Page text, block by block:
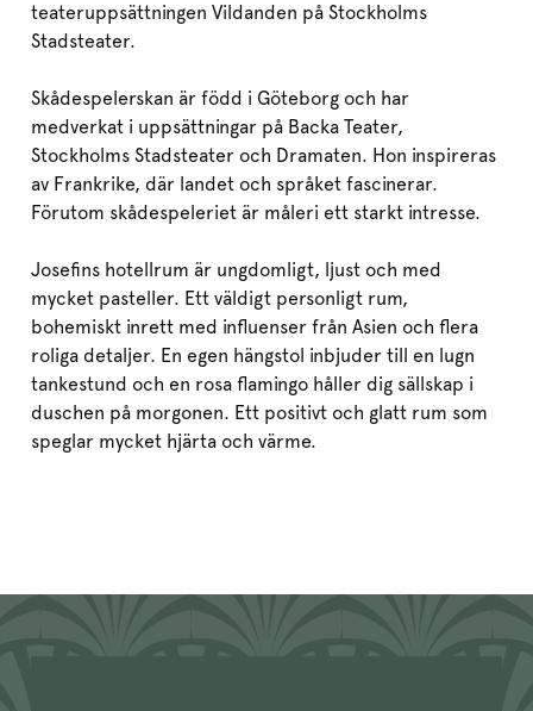
teateruppsättningen Vildanden på Stockholms
Stadsteater.
Skådespelerskan är född i Göteborg och har
medverkat i uppsättningar på Backa Teater,
Stockholms Stadsteater och Dramaten. Hon inspireras
av Frankrike, där landet och språket fascinerar.
Förutom skådespeleriet är måleri ett starkt intresse.
Josefins hotellrum är ungdomligt, ljust och med
mycket pasteller. Ett väldigt personligt rum,
bohemiskt inrett med influenser från Asien och flera
roliga detaljer. En egen hängstol inbjuder till en lugn
tankestund och en rosa flamingo håller dig sällskap i
duschen på morgonen. Ett positivt och glatt rum som
speglar mycket hjärta och värme.